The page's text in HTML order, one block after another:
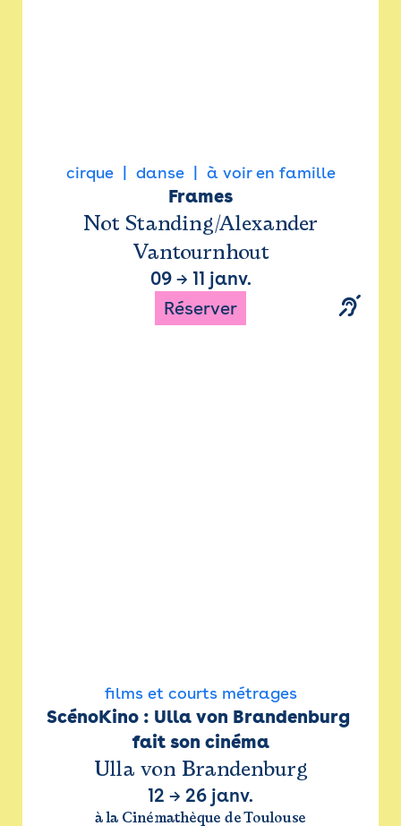
cirque danse à voir en famille
Frames
Not Standing/Alexander
Vantournhout
09→ 11 janv.
Réserver
films et courts métrages
ScénoKino : Ulla von Brandenburg
fait son cinéma
Ulla von Brandenburg
12 → 26 janv.
à la Cinémathèque de Toulouse